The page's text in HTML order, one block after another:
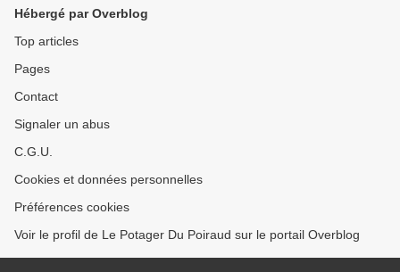
Hébergé par Overblog
Top articles
Pages
Contact
Signaler un abus
C.G.U.
Cookies et données personnelles
Préférences cookies
Voir le profil de Le Potager Du Poiraud sur le portail Overblog